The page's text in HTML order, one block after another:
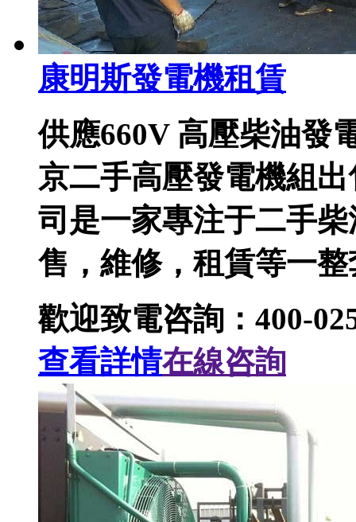
康明斯發電機租賃
供應660V 高壓柴油發
京二手高壓發電機組
司是一家專注于二手
售，維修，租賃等一
歡迎致電咨詢：400-
查看詳情在線咨詢